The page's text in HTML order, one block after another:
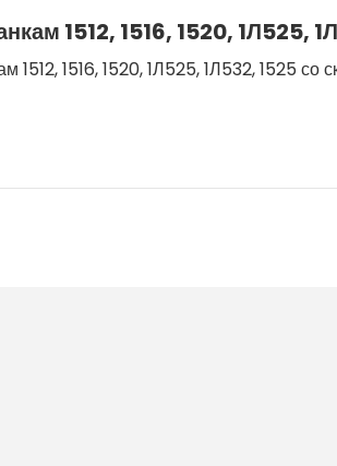
1512, 1516, 1520, 1Л525,
1516, 1520, 1Л525, 1Л532, 1525 со